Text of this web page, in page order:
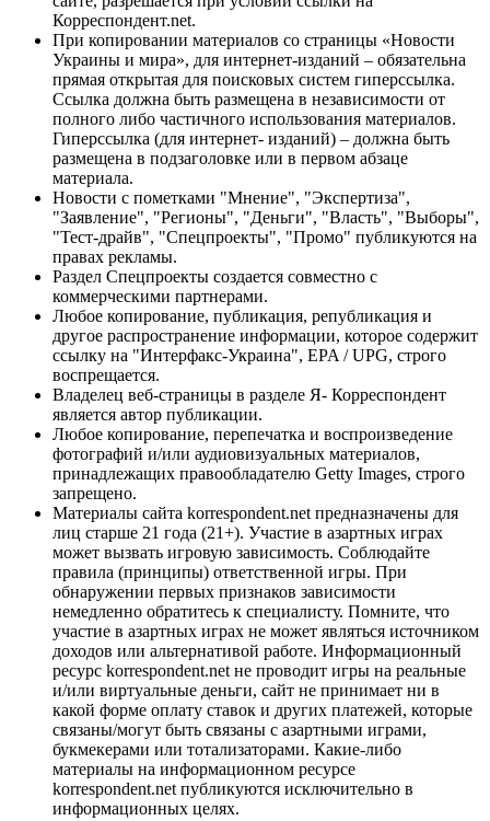
Корреспондент.net.
При копировании материалов со страницы «Новости
Украины и мира», для интернет-изданий – обязательна
прямая открытая для поисковых систем гиперссылка.
Ссылка должна быть размещена в независимости от
полного либо частичного использования материалов.
Гиперссылка (для интернет- изданий) – должна быть
размещена в подзаголовке или в первом абзаце
материала.
Новости с пометками "Мнение", "Экспертиза",
"Заявление", "Регионы", "Деньги", "Власть", "Выборы",
"Тест-драйв", "Спецпроекты", "Промо" публикуются на
правах рекламы.
Раздел Спецпроекты создается совместно с
коммерческими партнерами.
Любое копирование, публикация, републикация и
другое распространение информации, которое содержит
ссылку на "Интерфакс-Украина", EPA / UPG, строго
воспрещается.
Владелец веб-страницы в разделе Я- Корреспондент
является автор публикации.
Любое копирование, перепечатка и воспроизведение
фотографий и/или аудиовизуальных материалов,
принадлежащих правообладателю Getty Images, строго
запрещено.
Материалы сайта korrespondent.net предназначены для
лиц старше 21 года (21+). Участие в азартных играх
может вызвать игровую зависимость. Соблюдайте
правила (принципы) ответственной игры. При
обнаружении первых признаков зависимости
немедленно обратитесь к специалисту. Помните, что
участие в азартных играх не может являться источником
доходов или альтернативой работе. Информационный
ресурс korrespondent.net не проводит игры на реальные
и/или виртуальные деньги, сайт не принимает ни в
какой форме оплату ставок и других платежей, которые
связаны/могут быть связаны с азартными играми,
букмекерами или тотализаторами. Какие-либо
материалы на информационном ресурсе
korrespondent.net публикуются исключительно в
информационных целях.